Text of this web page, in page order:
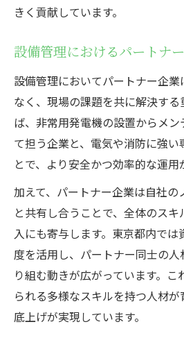
きく貢献しています。
設備管理におけるパートナ
設備管理においてパートナー企
なく、現場の課題を共に解決す
ば、非常用発電機の設置からメ
て担う企業と、電気や消防に強
とで、より安全かつ効率的な運用
加えて、パートナー企業は自社の
と共有し合うことで、全体のス
入にも寄与します。東京都内で
度を活用し、パートナー同士の
り組む動きが広がっています。こ
られる多様なスキルを持つ人材
底上げが実現しています。